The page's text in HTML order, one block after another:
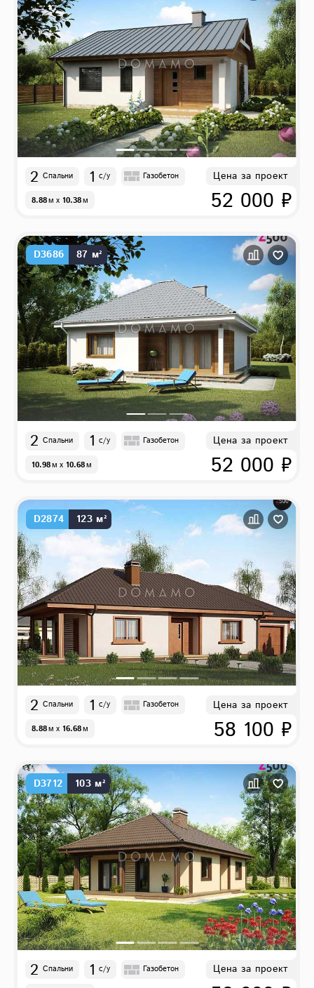
2 Спальни 1 с/у Газобетон
8.88м x 10.38м
Цена за проект
52 000 ₽
D3686 87 м²
2 Спальни 1 с/у Газобетон
10.98м x 10.68м
Цена за проект
52 000 ₽
D2874 123 м²
2 Спальни 1 с/у Газобетон
8.88м x 16.68м
Цена за проект
58 100 ₽
D3712 103 м²
2 Спальни 1 с/у Газобетон Цена за проект